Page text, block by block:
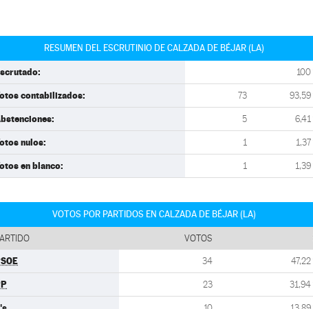
RESUMEN DEL ESCRUTINIO DE CALZADA DE BÉJAR (LA)
100
contabilizados: 73 93,59
5 6,41
nulos: 1 1,37
en blanco: 1 1,39
VOTOS POR PARTIDOS EN CALZADA DE BÉJAR (LA)
VOTOS
34 47,22
23 31,94